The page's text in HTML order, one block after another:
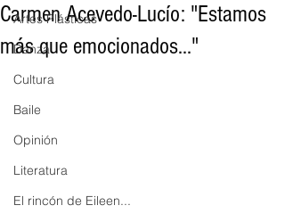
Artes Plásticas
Danza
Cultura
Baile
Opinión
Literatura
El rincón de Eileen...
Carmen Acevedo-Lucío: "Estamos
más que emocionados..."